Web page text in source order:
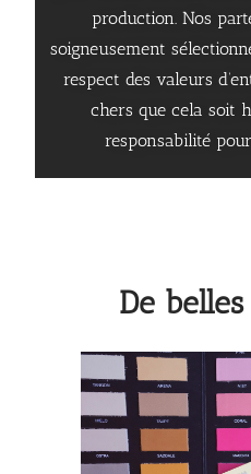
production. Nos
soigneusement
respect des valeurs
chers que cela soit
responsabilité
De